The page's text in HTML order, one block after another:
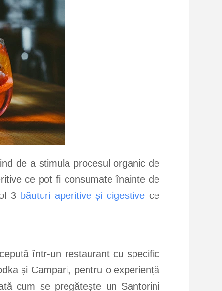
de a stimula procesul organic de
ce pot fi consumate înainte de
3 băuturi aperitive și digestive ce
într-un restaurant cu specific
și Campari, pentru o experiență
cum se pregătește un Santorini